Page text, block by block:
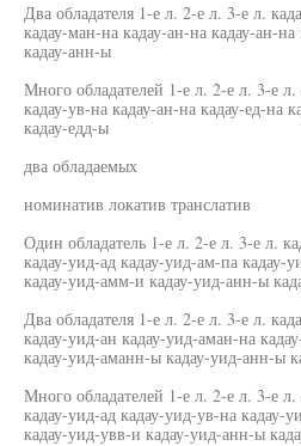
Два обладателя 1-е л. 2-е л. 3-е л.
кадау-ман-на кадау-ан-на кадау-ан-
кадау-анн-ы
Много обладателей 1-е л. 2-е л. 3-е л.
кадау-ув-на кадау-ан-на кадау-ед-на
кадау-едд-ы
два обладаемых
номинатив локатив транслатив
Один обладатель 1-е л. 2-е л. 3-е л.
кадау-уид-ад кадау-уид-ам-па кадау-
кадау-уид-амм-и кадау-уид-анн-ы
Два обладателя 1-е л. 2-е л. 3-е л.
кадау-уид-ан кадау-уид-аман-на
кадау-уид-аманн-ы кадау-уид-анн-ы
Много обладателей 1-е л. 2-е л. 3-е
кадау-уид-ад кадау-уид-ув-на кадау-
кадау-уид-увв-и кадау-уид-анн-ы